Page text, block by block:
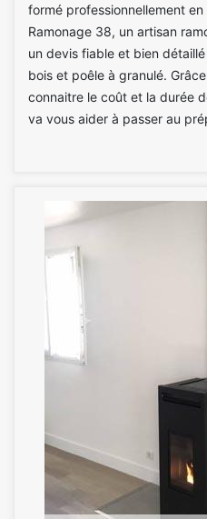
formé professionnellement
Ramonage 38, un artisan
un devis fiable et bien
bois et poêle à granulé.
connaitre le coût et la durée
va vous aider à passer au